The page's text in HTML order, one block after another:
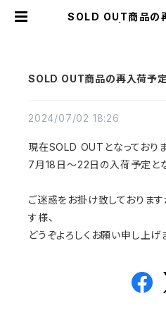
SOLD OUT商品の
SOLD OUT商品の再入荷予
2024/07/02 18:26
現在SOLD OUTとなっており
7月18日～22日の入荷予定とな
ご迷惑をお掛け致しております
す様、
どうぞよろしくお願い申し上げ